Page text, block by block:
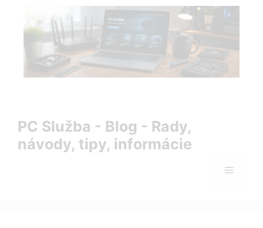
PC Služba - Blog - Rady,
návody, tipy, informácie
Menu